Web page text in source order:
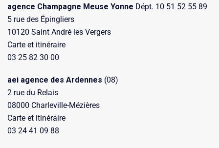
agence Champagne Meuse Yonne Dépt. 10 51 52 55 89
5 rue des Épingliers
10120 Saint André les Vergers
Carte et itinéraire
03 25 82 30 00
aei agence des Ardennes (08)
2 rue du Relais
08000 Charleville-Mézières
Carte et itinéraire
03 24 41 09 88